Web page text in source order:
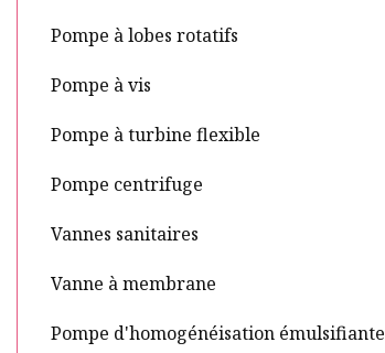
Pompe à lobes rotatifs
Pompe à vis
Pompe à turbine flexible
Pompe centrifuge
Vannes sanitaires
Vanne à membrane
Pompe d'homogénéisation émulsifiante